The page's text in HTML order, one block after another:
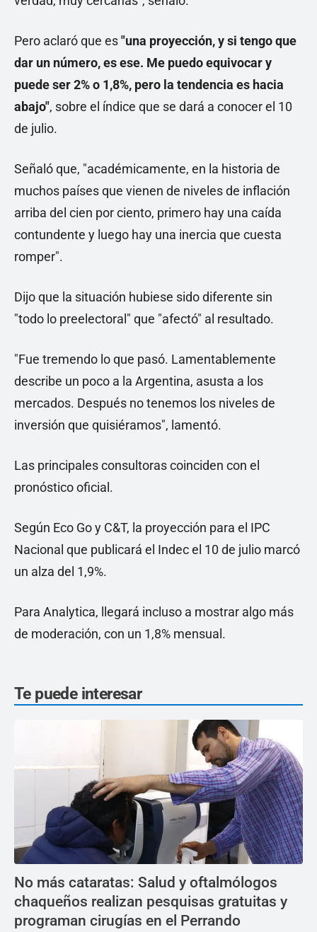
Pero aclaró que es"una proyección, y si tengo que
dar un número, es ese. Me puedo equivocar y
puede ser 2% o 1,8%, pero la tendencia es hacia
abajo", sobre el índice que se dará a conocer el 10
de julio.
Señaló que, "académicamente, en la historia de
muchos países que vienen de niveles de inflación
arriba del cien por ciento, primero hay una caída
contundente y luego hay una inercia que cuesta
romper".
Dijo que la situación hubiese sido diferente sin
"todo lo preelectoral" que "afectó" al resultado.
"Fue tremendo lo que pasó. Lamentablemente
describe un poco a la Argentina, asusta a los
mercados. Después no tenemos los niveles de
inversión que quisiéramos", lamentó.
Las principales consultoras coinciden con el
pronóstico oficial.
Según Eco Go y C&T, la proyección para el IPC
Nacional que publicará el Indec el 10 de julio marcó
un alza del 1,9%.
Para Analytica, llegará incluso a mostrar algo más
de moderación, con un 1,8% mensual.
Te puede interesar
No más cataratas: Salud y oftalmólogos
chaqueños realizan pesquisas gratuitas y
programan cirugías en el Perrando